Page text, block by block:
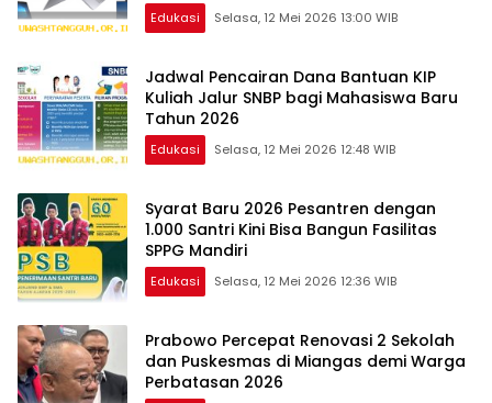
Edukasi Selasa, 12 Mei 2026 13:00 WIB
Jadwal Pencairan Dana Bantuan KIP
Kuliah Jalur SNBP bagi Mahasiswa Baru
Tahun 2026
Edukasi Selasa, 12 Mei 2026 12:48 WIB
Syarat Baru 2026 Pesantren dengan
1.000 Santri Kini Bisa Bangun Fasilitas
SPPG Mandiri
Edukasi Selasa, 12 Mei 2026 12:36 WIB
Prabowo Percepat Renovasi 2 Sekolah
dan Puskesmas di Miangas demi Warga
Perbatasan 2026